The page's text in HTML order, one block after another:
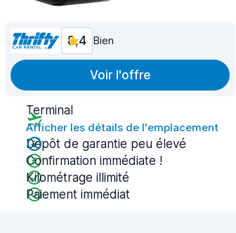
8,4 Bien
Voir l'offre
Terminal
Afficher les détails de l'emplacement
Dépôt de garantie peu élevé
Confirmation immédiate !
Kilométrage illimité
Paiement immédiat